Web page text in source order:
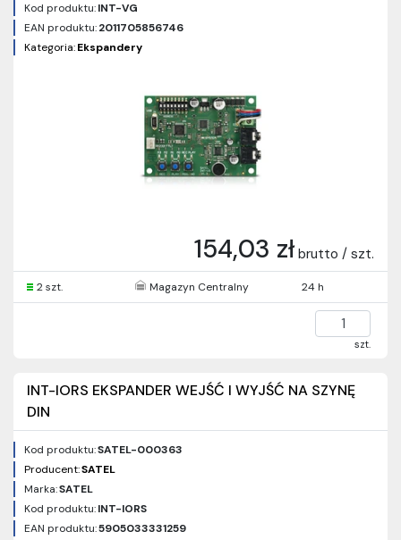
Kod produktu:INT-VG
EAN produktu:2011705856746
Kategoria:Ekspandery
154,03 zł brutto / szt.
2 szt. Magazyn Centralny 24 h
szt.
INT-IORS EKSPANDER WEJŚĆ I WYJŚĆ NA SZYNĘ
DIN
Kod produktu:SATEL-000363
Producent:SATEL
Marka:SATEL
Kod produktu:INT-IORS
EAN produktu:5905033331259